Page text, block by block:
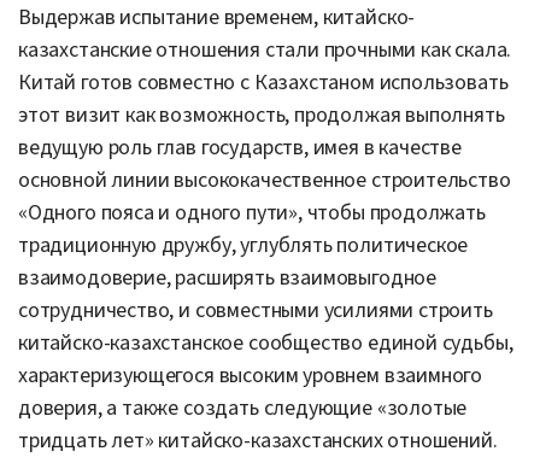
Выдержав испытание временем, китайско-
казахстанские отношения стали прочными как скала.
Китай готов совместно с Казахстаном использовать
этот визит как возможность, продолжая выполнять
ведущую роль глав государств, имея в качестве
основной линии высококачественное строительство
«Одного пояса и одного пути», чтобы продолжать
традиционную дружбу, углублять политическое
взаимодоверие, расширять взаимовыгодное
сотрудничество, и совместными усилиями строить
китайско-казахстанское сообщество единой судьбы,
характеризующегося высоким уровнем взаимного
доверия, а также создать следующие «золотые
тридцать лет» китайско-казахстанских отношений.